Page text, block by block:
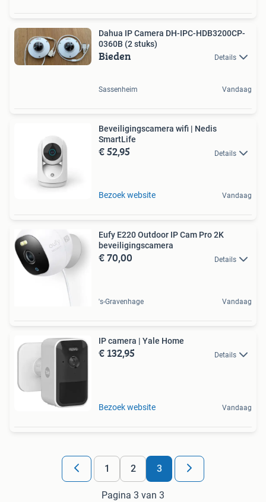
Dahua IP Camera DH-IPC-HDB3200CP-
0360B (2 stuks)
Bieden Details
Sassenheim Vandaag
Beveiligingscamera wifi | Nedis
SmartLife
€ 52,95 Details
Bezoek website Vandaag
Eufy E220 Outdoor IP Cam Pro 2K
beveiligingscamera
€ 70,00 Details
's-Gravenhage Vandaag
IP camera | Yale Home
€ 132,95 Details
Bezoek website Vandaag
1 2 3
Pagina 3 van 3